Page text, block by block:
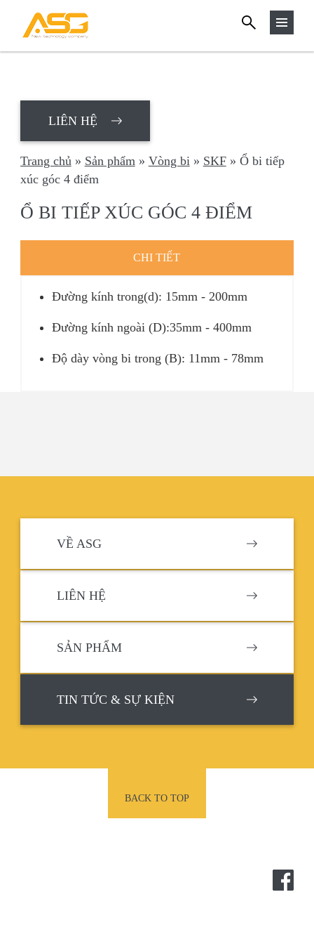
TÌM
LIÊN HỆ
Trang chủ» Sản phẩm» Vòng bi» SKF» Ổ bi tiếp
xúc góc 4 điểm
Ổ BI TIẾP XÚC GÓC 4 ĐIỂM
CHI TIẾT
Đường kính trong(d): 15mm - 200mm
Đường kính ngoài (D):35mm - 400mm
Độ dày vòng bi trong (B): 11mm - 78mm
VỀ ASG
LIÊN HỆ
SẢN PHẨM
TIN TỨC & SỰ KIỆN
BACK TO TOP